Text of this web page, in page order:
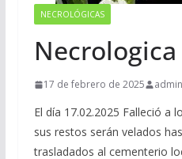
NECROLÓGICAS
Necrologica
17 de febrero de 2025 admin
El día 17.02.2025 Falleció a
sus restos serán velados
trasladados al cementerio